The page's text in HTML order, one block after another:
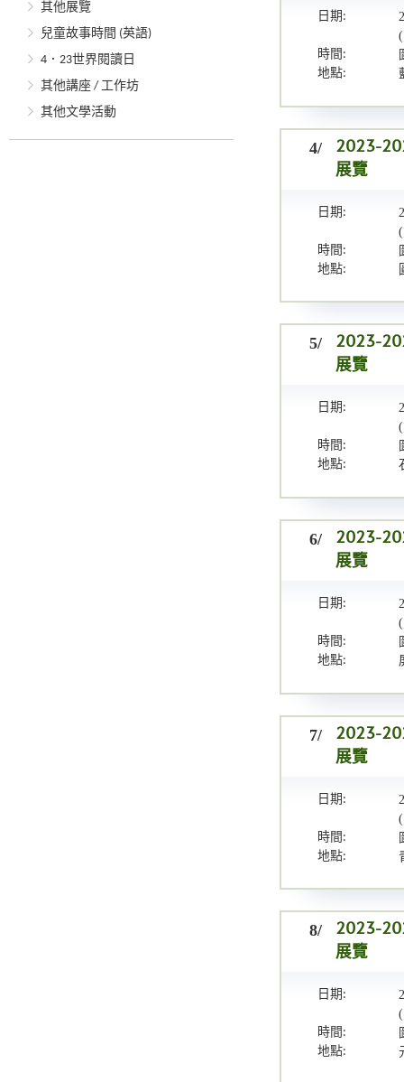
其他展覽
兒童故事時間 (英語)
4．23世界閱讀日
其他講座 / 工作坊
其他文學活動
日期:
時間:
地點:
4/
2023-
展覽
日期:
時間:
地點:
5/
2023-
展覽
日期:
時間:
地點:
6/
2023-
展覽
日期:
時間:
地點:
7/
2023-
展覽
日期:
時間:
地點:
8/
2023-
展覽
日期:
時間:
地點: